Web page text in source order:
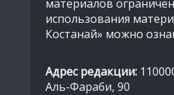
материалов
использования
Костанай» можно
Адрес редакции:
Аль-Фараби, 90